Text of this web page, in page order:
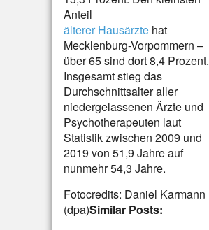
Anteil
älterer Hausärzte hat
Mecklenburg-Vorpommern –
über 65 sind dort 8,4 Prozent.
Insgesamt stieg das
Durchschnittsalter aller
niedergelassenen Ärzte und
Psychotherapeuten laut
Statistik zwischen 2009 und
2019 von 51,9 Jahre auf
nunmehr 54,3 Jahre.
Fotocredits: Daniel Karmann
(dpa)Similar Posts: